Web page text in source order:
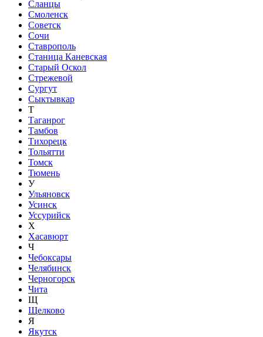
Сланцы
Смоленск
Советск
Сочи
Ставрополь
Станица Каневская
Старый Оскол
Стрежевой
Сургут
Сыктывкар
Т
Таганрог
Тамбов
Тихорецк
Тольятти
Томск
Тюмень
У
Ульяновск
Усинск
Уссурийск
Х
Хасавюрт
Ч
Чебоксары
Челябинск
Черногорск
Чита
Щ
Щелково
Я
Якутск